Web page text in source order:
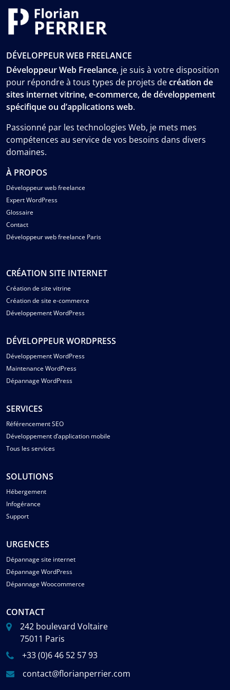
DÉVELOPPEUR WEB FREELANCE
Développeur Web Freelance, je suis à votre disposition
pour répondre à tous types de projets decréation de
sites internet vitrine, e-commerce, de développement
spécifique ou d’applications web.
Passionné par les technologies Web, je mets mes
compétences au service de vos besoins dans divers
domaines.
À PROPOS
Développeur web freelance
Expert WordPress
Glossaire
Contact
Développeur web freelance Paris
CRÉATION SITE INTERNET
Création de site vitrine
Création de site e-commerce
Développement WordPress
DÉVELOPPEUR WORDPRESS
Développement WordPress
Maintenance WordPress
Dépannage WordPress
SERVICES
Référencement SEO
Développement d’application mobile
Tous les services
SOLUTIONS
Hébergement
Infogérance
Support
URGENCES
Dépannage site internet
Dépannage WordPress
Dépannage Woocommerce
CONTACT
242 boulevard Voltaire
75011 Paris
+33 (0)6 46 52 57 93
contact@florianperrier.com